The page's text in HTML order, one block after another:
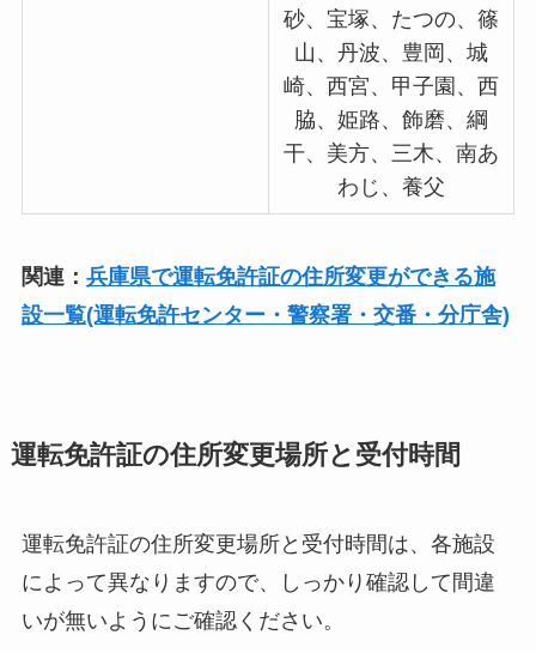
砂、宝塚、たつの、篠
山、丹波、豊岡、城
崎、西宮、甲子園、西
脇、姫路、飾磨、綱
干、美方、三木、南あ
わじ、養父
関連： 兵庫県で運転免許証の住所変更ができる施
設一覧(運転免許センター・警察署・交番・分庁舎)
運転免許証の住所変更場所と受付時間
運転免許証の住所変更場所と受付時間は、各施設
によって異なりますので、しっかり確認して間違
いが無いようにご確認ください。